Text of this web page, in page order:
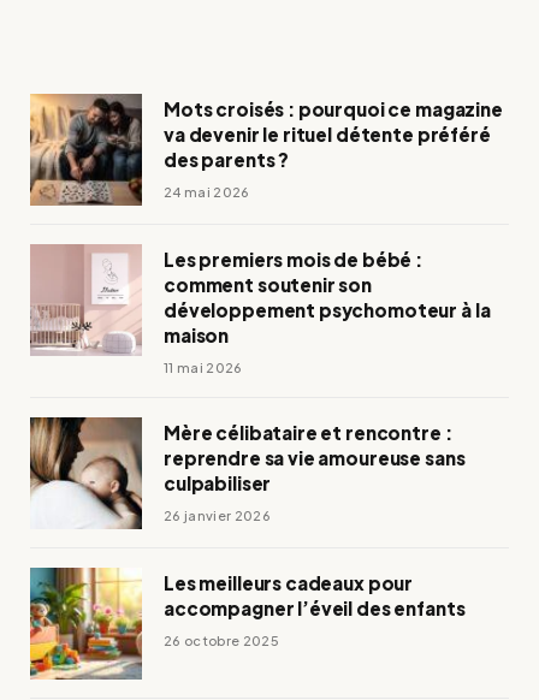
Mots croisés : pourquoi ce magazine
va devenir le rituel détente préféré
des parents ?
24 mai 2026
Les premiers mois de bébé :
comment soutenir son
développement psychomoteur à la
maison
11 mai 2026
Mère célibataire et rencontre :
reprendre sa vie amoureuse sans
culpabiliser
26 janvier 2026
Les meilleurs cadeaux pour
accompagner l’éveil des enfants
26 octobre 2025